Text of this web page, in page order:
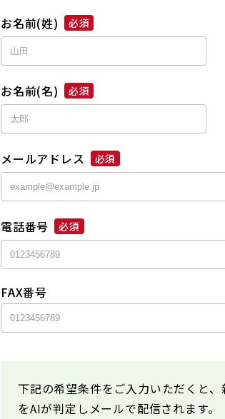
お名前(姓) 必須
お名前(名) 必須
メールアドレス 必須
電話番号 必須
FAX番号
下記の希望条件をご入力いただくと
をAIが判定しメールで配信されます。